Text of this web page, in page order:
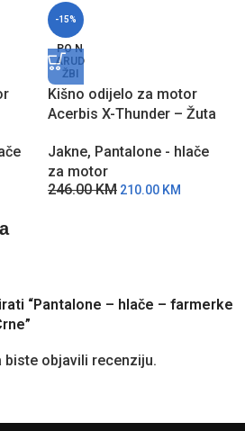
-15%
PO N
ARUD
ŽBI
Kišno odijelo za motor
Acerbis X-Thunder – Žuta
Jakne, Pantalone - hlače
za motor
246.00KM 210.00 KM
“Pantalone – hlače – farmerke
biste objavili recenziju.